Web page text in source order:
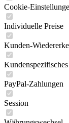
Cookie-
Individuelle Preise
Kunden-
PayPal-Zahlungen
Session